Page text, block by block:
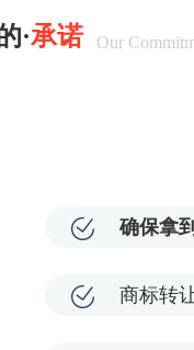
·承诺 Our
确保拿到
商标转